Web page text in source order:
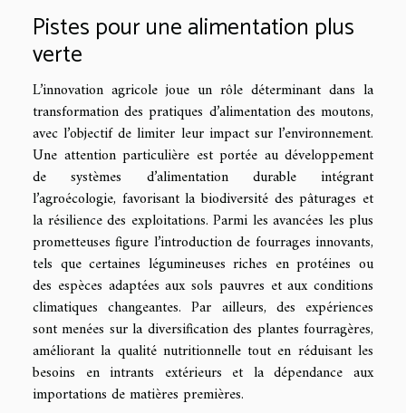
Pistes pour une alimentation plus
verte
L’innovation agricole joue un rôle déterminant dans la
transformation des pratiques d’alimentation des moutons,
avec l’objectif de limiter leur impact sur l’environnement.
Une attention particulière est portée au développement
de systèmes d’alimentation durable intégrant
l’agroécologie, favorisant la biodiversité des pâturages et
la résilience des exploitations. Parmi les avancées les plus
prometteuses figure l’introduction de fourrages innovants,
tels que certaines légumineuses riches en protéines ou
des espèces adaptées aux sols pauvres et aux conditions
climatiques changeantes. Par ailleurs, des expériences
sont menées sur la diversification des plantes fourragères,
améliorant la qualité nutritionnelle tout en réduisant les
besoins en intrants extérieurs et la dépendance aux
importations de matières premières.